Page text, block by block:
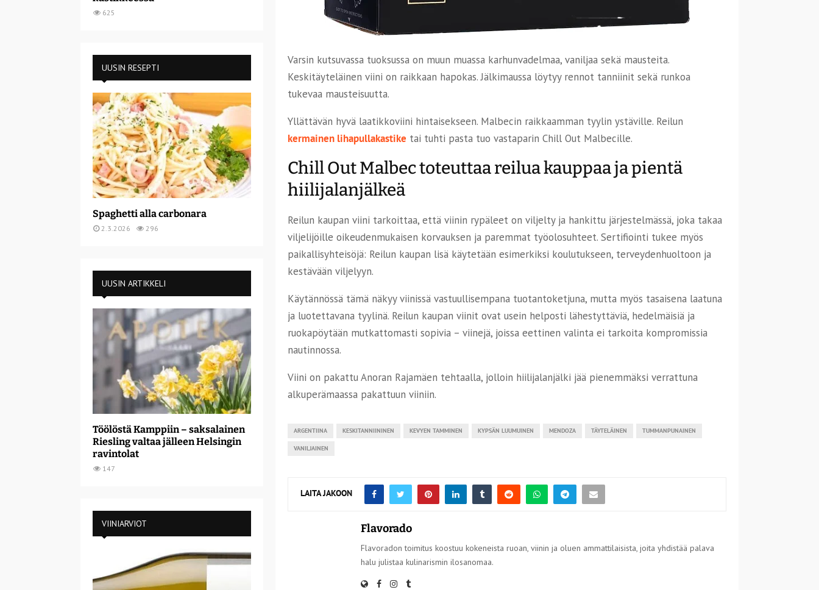
Varsin kutsuvassa tuoksussa on muun muassa karhunvadelmaa, vaniljaa sekä mausteita.
Keskitäyteläinen viini on raikkaan hapokas. Jälkimaussa löytyy rennot tanniinit sekä runkoa
tukevaa mausteisuutta.
Yllättävän hyvä laatikkoviini hintaisekseen. Malbecin raikkaamman tyylin ystäville. Reilun
kermainen lihapullakastike tai tuhti pasta tuo vastaparin Chill Out Malbecille.
Chill Out Malbec toteuttaa reilua kauppaa ja pientä
hiilijalanjälkeä
Reilun kaupan viini tarkoittaa, että viinin rypäleet on viljelty ja hankittu järjestelmässä, joka takaa
viljelijöille oikeudenmukaisen korvauksen ja paremmat työolosuhteet. Sertifiointi tukee myös
paikallisyhteisöjä: Reilun kaupan lisä käytetään esimerkiksi koulutukseen, terveydenhuoltoon ja
kestävään viljelyyn.
Käytännössä tämä näkyy viinissä vastuullisempana tuotantoketjuna, mutta myös tasaisena laatuna
ja luotettavana tyylinä. Reilun kaupan viinit ovat usein helposti lähestyttäviä, hedelmäisiä ja
ruokapöytään mutkattomasti sopivia – viinejä, joissa eettinen valinta ei tarkoita kompromissia
nautinnossa.
Viini on pakattu Anoran Rajamäen tehtaalla, jolloin hiilijalanjälki jää pienemmäksi verrattuna
alkuperämaassa pakattuun viiniin.
ARGENTIINA KESKITANNIININEN KEVYEN TAMMINEN KYPSÄN LUUMUINEN MENDOZA TÄYTELÄINEN TUMMANPUNAINEN
VANILJAINEN
LAITA JAKOON
Flavorado
Flavoradon toimitus koostuu kokeneista ruoan, viinin ja oluen ammattilaisista, joita yhdistää palava
halu julistaa kulinarismin ilosanomaa.
625
UUSIN RESEPTI
Spaghetti alla carbonara
2.3.2026 296
UUSIN ARTIKKELI
Töölöstä Kamppiin – saksalainen
Riesling valtaa jälleen Helsingin
ravintolat
147
VIINIARVIOT